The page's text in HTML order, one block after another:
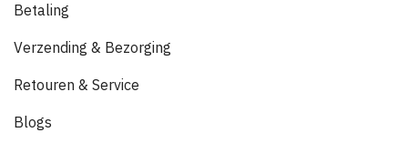
Betaling
Verzending & Bezorging
Retouren & Service
Blogs